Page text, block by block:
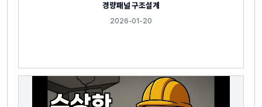
경량패널 구조설계
2026-01-20